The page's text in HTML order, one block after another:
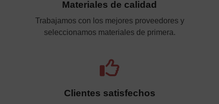
Materiales de calidad
Trabajamos con los mejores proveedores y
seleccionamos materiales de primera.
Clientes satisfechos